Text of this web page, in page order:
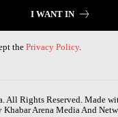
I WANT IN
thePrivacy Policy.
All Rights Reserved. Made
Khabar Arena Media And